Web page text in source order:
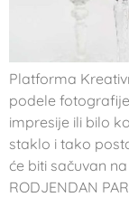
Platforma
podele
impresije ili bilo
staklo i tako
će biti sačuvan
RODJENDAN